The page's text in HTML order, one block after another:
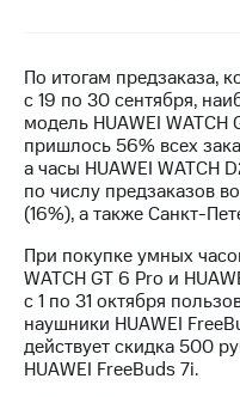
в
регионе
и акционерам
Корпоративное
управление
секретарь
Раскрытие
информации
Информация
акционерам
Документы
По итогам предзаказа,
с 19 по 30 сентября,
модель HUAWEI
пришлось 56% всех
а часы HUAWEI WATCH
по числу предзаказов
(16%), а также Санкт-
При покупке умных
WATCH GT 6 Pro и
с 1 по 31 октября
наушники HUAWEI
действует скидка 500
HUAWEI FreeBuds 7i.